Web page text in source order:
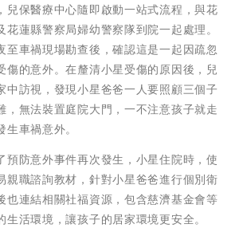
兒保醫療中心隨即啟動一站式流程，與花
蓮縣警察局婦幼警察隊到院一起處理。
至車禍現場勘查後，確認這是一起因疏忽
傷的意外。在釐清小星受傷的原因後，兒
中訪視，發現小星爸爸一人要照顧三個子
，無法裝置庭院大門，一不注意孩子就走
車禍意外。
預防意外事件再次發生，小星住院時，使
親職諮詢教材，針對小星爸爸進行個別衛
也連結相關社福資源，包含慈濟基金會等
活環境，讓孩子的居家環境更安全。